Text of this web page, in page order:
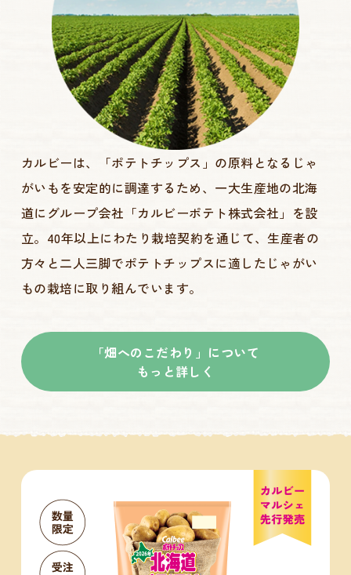
カルビーは、「ポテトチップス」の原料となるじゃ
がいもを安定的に調達するため、一大生産地の北海
道にグループ会社「カルビーポテト株式会社」を設
立。40年以上にわたり栽培契約を通じて、生産者の
方々と二人三脚でポテトチップスに適したじゃがい
もの栽培に取り組んでいます。
「畑へのこだわり」について
もっと詳しく